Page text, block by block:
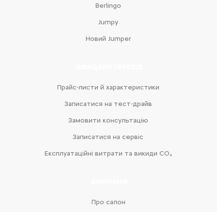
Berlingo
Jumpy
Новий Jumper
Прайс-листи й характеристики
Записатися на тест-драйв
Замовити консультацію
Записатися на сервіс
Експлуатаційні витрати та викиди CO₂
Про салон